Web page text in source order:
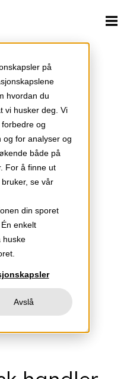
på
hvordan du
vi husker deg. Vi
og
og for analyser og
både på
For å finne ut
se vår
din sporet
enkelt
huske
Avslå